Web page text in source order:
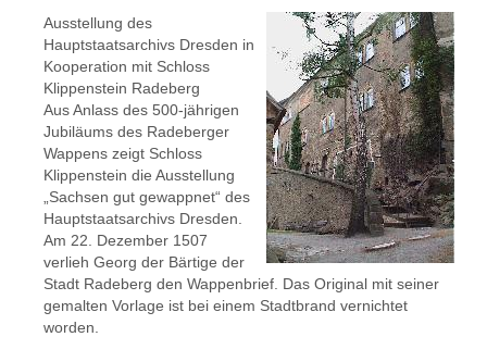
Ausstellung des
Hauptstaatsarchivs Dresden in
Kooperation mit Schloss
Klippenstein Radeberg
Aus Anlass des 500-jährigen
Jubiläums des Radeberger
Wappens zeigt Schloss
Klippenstein die Ausstellung
„Sachsen gut gewappnet“ des
Hauptstaatsarchivs Dresden.
Am 22. Dezember 1507
verlieh Georg der Bärtige der
Stadt Radeberg den Wappenbrief. Das Original mit seiner
gemalten Vorlage ist bei einem Stadtbrand vernichtet
worden.